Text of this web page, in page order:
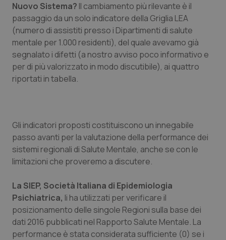
Provincia Autonoma di Trento
Puglia
Sardegna
Toscana
Umbria
Veneto
Ipertensione & Scompenso
Malattie rare
Malattia di Crohn & Rettocolite Ulcerosa
Obesità
Oftalmologia
Oncoematologia
Oncologia & Nutrizione
Nuovo Sistema? Il cambiamento più rilevante è il
passaggio da un solo indicatore della Griglia LEA
(numero di assistiti presso i Dipartimenti di salute
mentale per 1.000 residenti), del quale avevamo già
segnalato i difetti (a nostro avviso poco informativo e
per di più valorizzato in modo discutibile), ai quattro
riportati in tabella.
Gli indicatori proposti costituiscono un innegabile
passo avanti per la valutazione della performance dei
sistemi regionali di Salute Mentale, anche se con le
limitazioni che proveremo a discutere.
La SIEP, Società Italiana di Epidemiologia
Psichiatrica, li ha utilizzati per verificare il
posizionamento delle singole Regioni sulla base dei
dati 2016 pubblicati nel Rapporto Salute Mentale. La
performance è stata considerata sufficiente (0) se i